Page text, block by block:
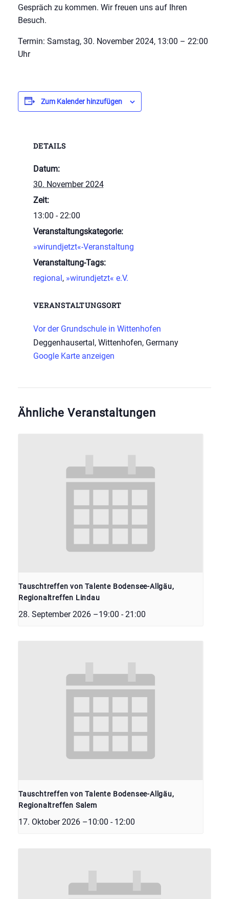
Gespräch zu kommen. Wir freuen uns auf Ihren
Besuch.
Termin: Samstag, 30. November 2024, 13:00 – 22:00
Uhr
Zum Kalender hinzufügen
DETAILS
Datum:
30. November 2024
Zeit:
13:00 - 22:00
Veranstaltungskategorie:
»wirundjetzt«-Veranstaltung
Veranstaltung-Tags:
regional, »wirundjetzt« e.V.
VERANSTALTUNGSORT
Vor der Grundschule in Wittenhofen
Deggenhausertal, Wittenhofen, Germany
Google Karte anzeigen
Ähnliche Veranstaltungen
Tauschtreffen von Talente Bodensee-Allgäu,
Regionaltreffen Lindau
28. September 2026 –19:00 - 21:00
Tauschtreffen von Talente Bodensee-Allgäu,
Regionaltreffen Salem
17. Oktober 2026 –10:00 - 12:00